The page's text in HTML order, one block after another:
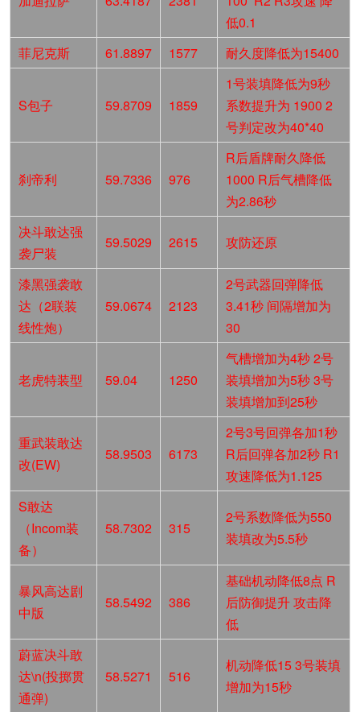
低0.1
菲尼克斯
61.8897 1577 耐久度降低为15400
S包子 59.8709 1859
1号装填降低为9秒
系数提升为 1900 2
号判定改为40*40
刹帝利 59.7336 976
R后盾牌耐久降低
1000 R后气槽降低
为2.86秒
决斗敢达强
袭尸装
59.5029 2615 攻防还原
漆黑强袭敢
达（2联装
线性炮）
59.0674 2123
2号武器回弹降低
3.41秒 间隔增加为
30
老虎特装型 59.04 1250
气槽增加为4秒 2号
装填增加为5秒 3号
装填增加到25秒
重武装敢达
改(EW)
58.9503 6173
2号3号回弹各加1秒
R后回弹各加2秒 R1
攻速降低为1.125
S敢达
（Incom装
备）
58.7302 315
2号系数降低为550
装填改为5.5秒
暴风高达剧
中版
58.5492 386
基础机动降低8点 R
后防御提升 攻击降
低
蔚蓝决斗敢
达\n(投掷贯
通弹)
58.5271 516
机动降低15 3号装填
增加为15秒